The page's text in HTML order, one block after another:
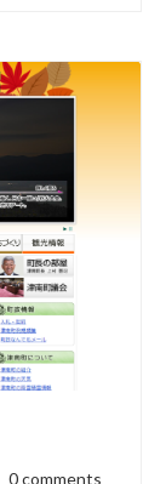
0 comments